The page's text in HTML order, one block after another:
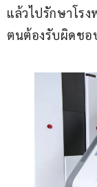
แล้วไปรักษาโร
ตนต้องรับผิดชอ